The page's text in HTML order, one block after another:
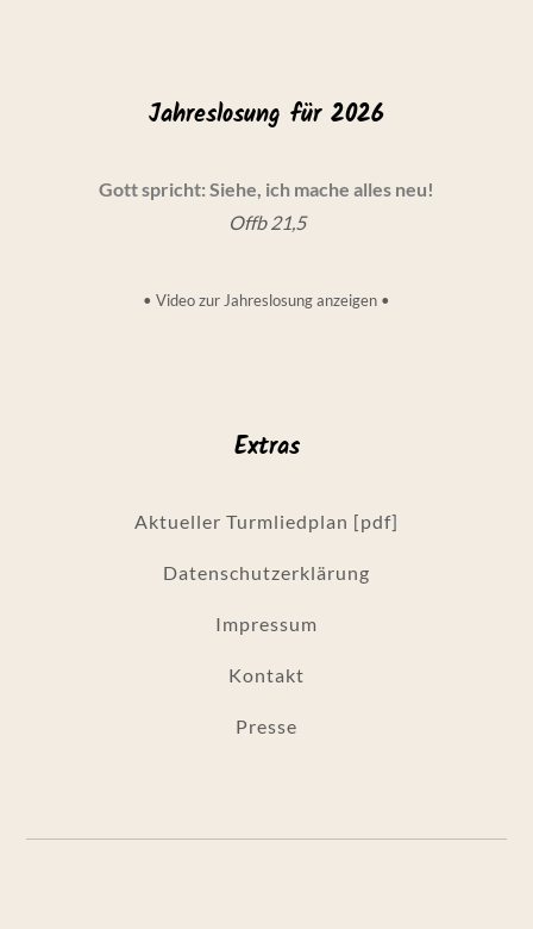
Jahreslosung für 2026
Gott spricht: Siehe, ich mache alles neu!
Offb 21,5
• Video zur Jahreslosung anzeigen •
Extras
Aktueller Turmliedplan [pdf]
Datenschutzerklärung
Impressum
Kontakt
Presse